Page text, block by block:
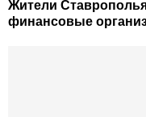
Жители
финансовые